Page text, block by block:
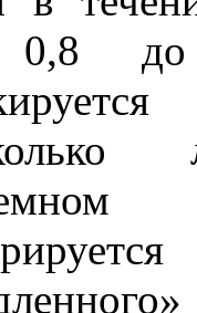
0,8